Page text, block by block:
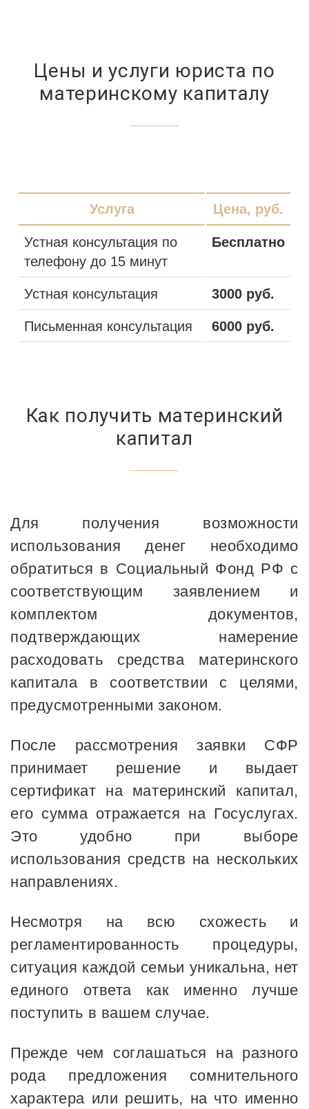
Цены и услуги юриста по
материнскому капиталу
Услуга Цена, руб.
Устная консультация по
телефону до 15 минут
Бесплатно
Устная консультация 3000 руб.
Письменная консультация 6000 руб.
Как получить материнский
капитал
Для получения возможности
использования денег необходимо
обратиться в Социальный Фонд РФ с
соответствующим заявлением и
комплектом документов,
подтверждающих намерение
расходовать средства материнского
капитала в соответствии с целями,
предусмотренными законом.
После рассмотрения заявки СФР
принимает решение и выдает
сертификат на материнский капитал,
его сумма отражается на Госуслугах.
Это удобно при выборе
использования средств на нескольких
направлениях.
Несмотря на всю схожесть и
регламентированность процедуры,
ситуация каждой семьи уникальна, нет
единого ответа как именно лучше
поступить в вашем случае.
Прежде чем соглашаться на разного
рода предложения сомнительного
характера или решить, на что именно